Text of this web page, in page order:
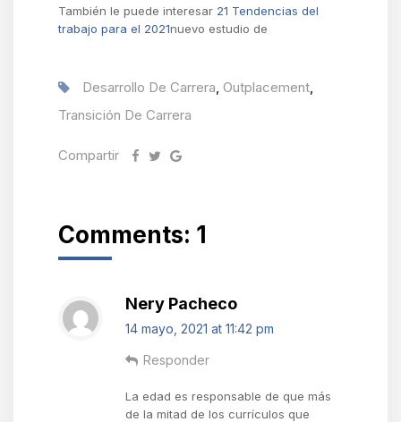
También le puede interesar 21 Tendencias del
trabajo para el 2021nuevo estudio de
Desarrollo De Carrera Outplacement
Transición De Carrera
Compartir
Comments: 1
Nery Pacheco
14 mayo, 2021 at 11:42 pm
Responder
La edad es responsable de que más
de la mitad de los currículos que